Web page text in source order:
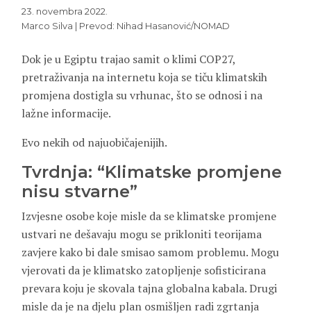
23. novembra 2022.
Marco Silva | Prevod: Nihad Hasanović/NOMAD
Dok je u Egiptu trajao samit o klimi COP27,
pretraživanja na internetu koja se tiču klimatskih
promjena dostigla su vrhunac, što se odnosi i na
lažne informacije.
Evo nekih od najuobičajenijih.
Tvrdnja: “Klimatske promjene
nisu stvarne”
Izvjesne osobe koje misle da se klimatske promjene
ustvari ne dešavaju mogu se prikloniti teorijama
zavjere kako bi dale smisao samom problemu. Mogu
vjerovati da je klimatsko zatopljenje sofisticirana
prevara koju je skovala tajna globalna kabala. Drugi
misle da je na djelu plan osmišljen radi zgrtanja